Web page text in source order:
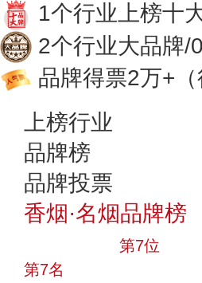
1个行业上榜十
2个行业大品牌/
品牌得票2万+
上榜行业
品牌榜
品牌投票
香烟·名烟品牌榜
第7位
第7名